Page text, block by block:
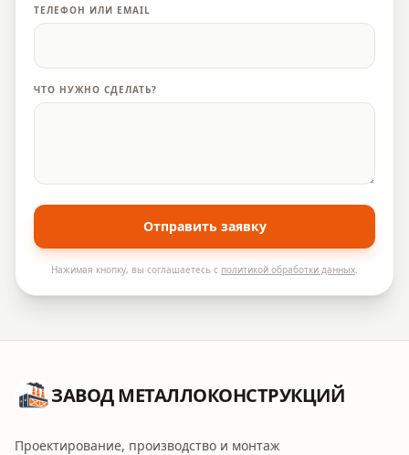
ТЕЛЕФОН ИЛИ EMAIL
ЧТО НУЖНО СДЕЛАТЬ?
Отправить заявку
Нажимая кнопку, вы соглашаетесь с политикой обработки данных.
ЗАВОД МЕТАЛЛОКОНСТРУКЦИЙ
Проектирование, производство и монтаж